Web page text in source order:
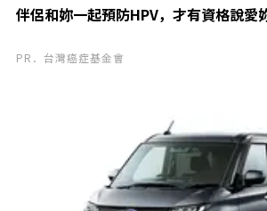
伴侶和妳一起預防HPV，才有資格說愛
PR．台灣癌症基金會